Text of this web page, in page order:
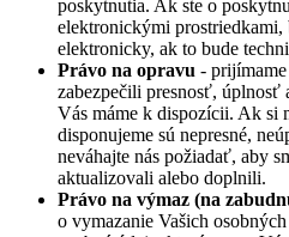
poskytnutia. Ak ste o
elektronickými
elektronicky, ak to bude
Právo na opravu - prijímame
zabezpečili presnosť,
Vás máme k dispozícii. Ak si
disponujeme sú nepresné,
neváhajte nás požiadať, aby
aktualizovali alebo doplnili.
Právo na výmaz (na
o vymazanie Vašich